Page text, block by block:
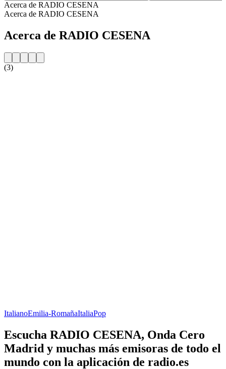
Acerca de RADIO CESENA
Acerca de RADIO CESENA
Acerca de RADIO CESENA
(3)
ItalianoEmilia-RomañaItaliaPop
Escucha RADIO CESENA, Onda Cero
Madrid y muchas más emisoras de todo el
mundo con la aplicación de radio.es